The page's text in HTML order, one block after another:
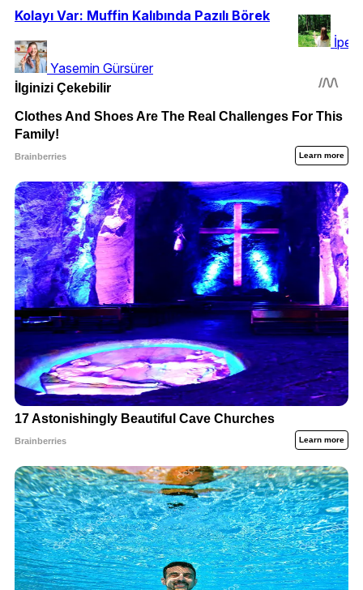
Kolayı Var: Muffin Kalıbında Pazılı Börek
Yasemin Gürsürer
İpek